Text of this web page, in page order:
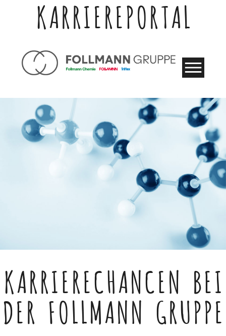
KARRIEREPORTAL
KARRIERECHANCEN BEI
DER FOLLMANN GRUPPE